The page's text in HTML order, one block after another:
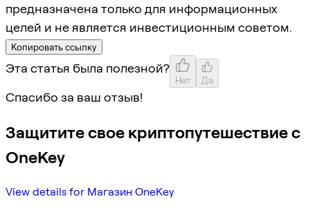
предназначена только для информационных
целей и не является инвестиционным советом.
Копировать ссылку
Эта статья была полезной?
Нет Да
Спасибо за ваш отзыв!
Защитите свое криптопутешествие с
OneKey
View details for Магазин OneKey